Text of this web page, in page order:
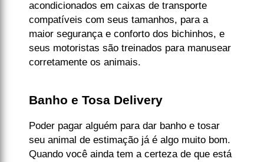
acondicionados em caixas de transporte
compatíveis com seus tamanhos, para a
maior segurança e conforto dos bichinhos, e
seus motoristas são treinados para manusear
corretamente os animais.
Banho e Tosa Delivery
Poder pagar alguém para dar banho e tosar
seu animal de estimação já é algo muito bom.
Quando você ainda tem a certeza de que está